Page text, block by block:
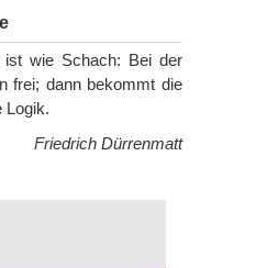
ist wie Schach: Bei der
frei; dann bekommt die
Logik.
Friedrich Dürrenmatt